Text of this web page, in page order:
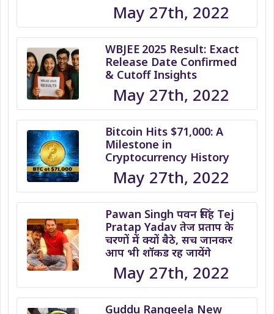
May 27th, 2022
WBJEE 2025 Result: Exact
Release Date Confirmed
& Cutoff Insights
May 27th, 2022
Bitcoin Hits $71,000: A
Milestone in
Cryptocurrency History
May 27th, 2022
Pawan Singh पवन सिंह Tej
Pratap Yadav तेज प्रताप के
चरणों में क्यों बैठे, सच जानकर
आप भी शॉकड रह जायेंगे
May 27th, 2022
Guddu Rangeela New